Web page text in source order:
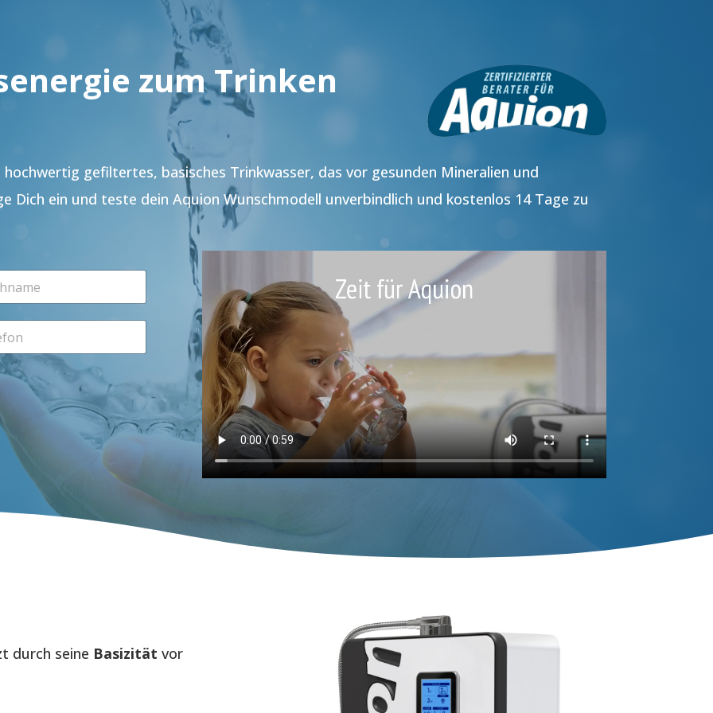
zum Trinken
gefiltertes, basisches Trinkwasser, das vor gesunden Mineralien und
Dich ein und teste dein Aquion Wunschmodell unverbindlich und kostenlos 14 Tage zu
durch seine Basizitätvor